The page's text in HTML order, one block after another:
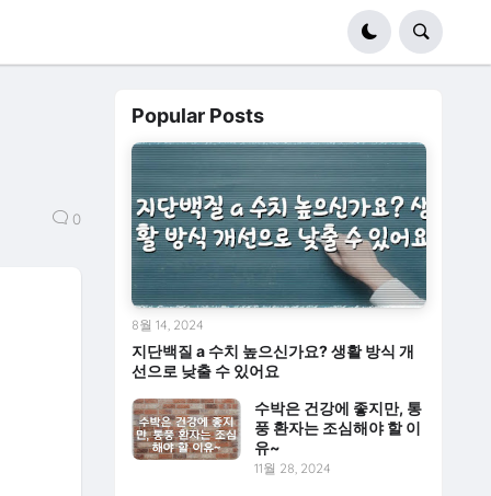
0
Popular Posts
지단백질 a 수치 높으신가요? 생활 방식 개
선으로 낮출 수 있어요
8월 14, 2024
수박은 건강에 좋지만, 통
풍 환자는 조심해야 할 이
유~
11월 28, 2024